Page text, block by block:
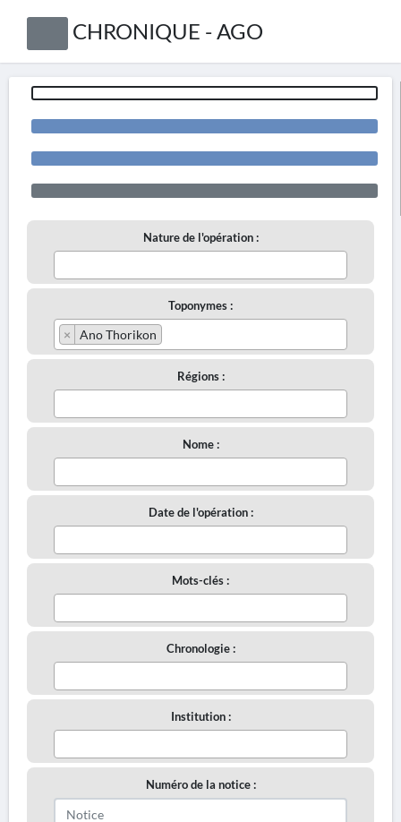
CHRONIQUE - AGO
Nature de l'opération :
Toponymes :
× Ano Thorikon
Régions :
Nome :
Date de l'opération :
Mots-clés :
Chronologie :
Institution :
Numéro de la notice :